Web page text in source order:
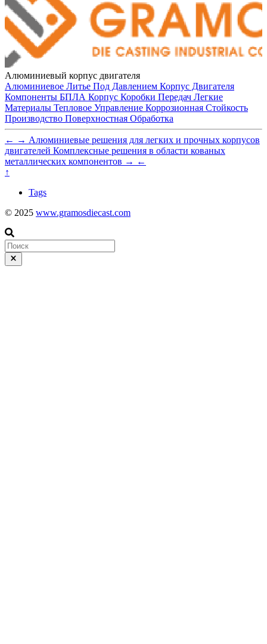
Алюминиевый корпус двигателя
Алюминиевое Литье Под Давлением Корпус Двигателя
Компоненты БПЛА Корпус Коробки Передач Легкие
Материалы Тепловое Управление Коррозионная Стойкость
Производство Поверхностная Обработка
← → Алюминиевые решения для легких и прочных корпусов
двигателей Комплексные решения в области кованых
металлических компонентов → ←
↑
Tags
© 2025 www.gramosdiecast.com